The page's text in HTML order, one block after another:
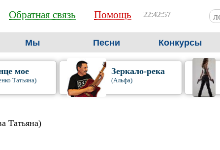
Обратная связь Помощь 22:42:58
Мы Песни Конкурсы
мое
Татьяна)
Зеркало-река
(Альфа)
Татьяна)